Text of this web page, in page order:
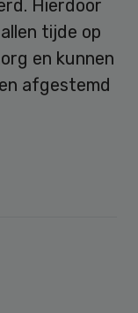
Hierdoor
tijde op
en kunnen
afgestemd